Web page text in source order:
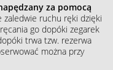
za pomocą
ruchu ręki dzięki
go dopóki zegarek
trwa tzw. rezerwa
można przy